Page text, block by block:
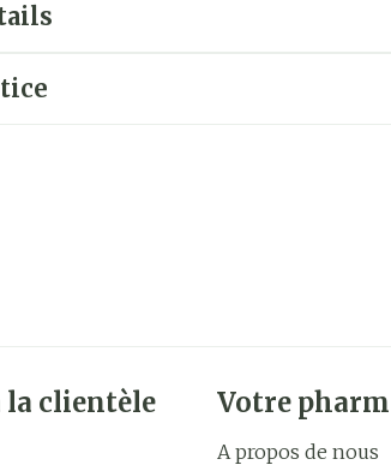
la clientèle Votre
A propos de nous